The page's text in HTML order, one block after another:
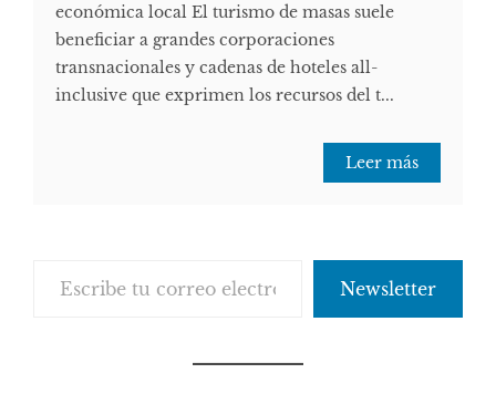
económica local El turismo de masas suele
beneficiar a grandes corporaciones
transnacionales y cadenas de hoteles all-
inclusive que exprimen los recursos del t...
Leer más
Newsletter